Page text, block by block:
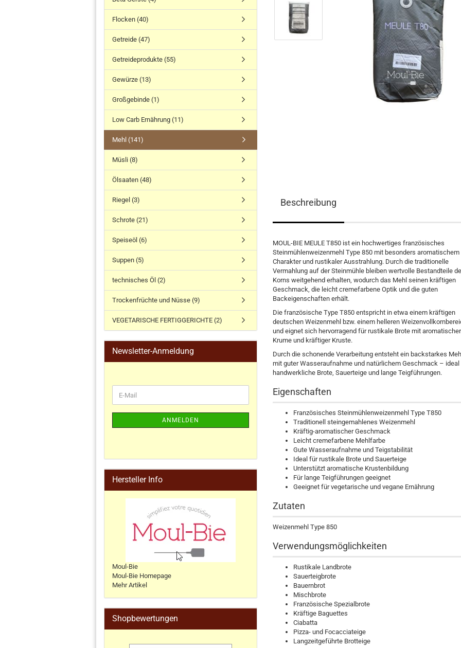
Beschreibung
MOUL-BIE MEULE T850 ist ein hochwertiges französisches
Steinmühlenweizenmehl Type 850 mit besonders aromatischem
Charakter und rustikaler Ausstrahlung. Durch die traditionelle
Vermahlung auf der Steinmühle bleiben wertvolle Bestandteile
Korns weitgehend erhalten, wodurch das Mehl seinen kräftigen
Geschmack, die leicht cremefarbene Optik und die guten
Backeigenschaften erhält.
Die französische Type T850 entspricht in etwa einem kräftigen
deutschen Weizenmehl bzw. einem helleren
und eignet sich hervorragend für rustikale Brote mit aromatischer
Krume und kräftiger Kruste.
Durch die schonende Verarbeitung entsteht ein backstarkes
mit guter Wasseraufnahme und natürlichem Geschmack –
handwerkliche Brote, Sauerteige und lange Teigführungen.
Eigenschaften
Französisches Steinmühlenweizenmehl Type T850
Traditionell steingemahlenes Weizenmehl
Kräftig-aromatischer Geschmack
Leicht cremefarbene Mehlfarbe
Gute Wasseraufnahme und Teigstabilität
Ideal für rustikale Brote und Sauerteige
Unterstützt aromatische Krustenbildung
Für lange Teigführungen geeignet
Geeignet für vegetarische und vegane Ernährung
Zutaten
Weizenmehl Type 850
Verwendungsmöglichkeiten
Rustikale Landbrote
Sauerteigbrote
Bauernbrot
Mischbrote
Französische Spezialbrote
Kräftige Baguettes
Ciabatta
Pizza- und Focacciateige
Langzeitgeführte Brotteige
Flocken (40)
Getreide (47)
Getreideprodukte (55)
Gewürze (13)
Großgebinde (1)
Low Carb Ernährung (11)
Mehl (141)
Müsli (8)
Ölsaaten (48)
Riegel (3)
Schrote (21)
Speiseöl (6)
Suppen (5)
technisches Öl (2)
Trockenfrüchte und Nüsse (9)
VEGETARISCHE FERTIGGERICHTE (2)
Newsletter-Anmeldung
ANMELDEN
Hersteller Info
Moul-Bie
Moul-Bie Homepage
Mehr Artikel
Shopbewertungen